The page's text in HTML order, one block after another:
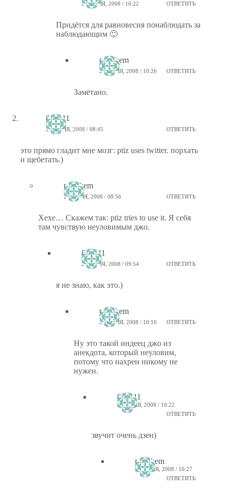
23 ИЮЛЯ, 2008 / 10:22 ОТВЕТИТЬ
Придётся для равновесия понаблюдать за
наблюдающим 🙂
ptiz_kem
23 ИЮЛЯ, 2008 / 10:26 ОТВЕТИТЬ
Замётано.
802_11
23 ИЮЛЯ, 2008 / 08:45 ОТВЕТИТЬ
это прямо гладит мне мозг: ptiz uses twitter. порхать
и щебетать.)
ptiz_kem
23 ИЮЛЯ, 2008 / 08:56 ОТВЕТИТЬ
Хехе… Скажем так: ptiz tries to use it. Я себя
там чувствую неуловимым джо.
802_11
23 ИЮЛЯ, 2008 / 09:54 ОТВЕТИТЬ
я не знаю, как это.)
ptiz_kem
23 ИЮЛЯ, 2008 / 10:10 ОТВЕТИТЬ
Ну это такой индеец джо из
анекдота, который неуловим,
потому что нахрен никому не
нужен.
802_11
23 ИЮЛЯ, 2008 / 10:22
ОТВЕТИТЬ
звучит очень дзен)
ptiz_kem
23 ИЮЛЯ, 2008 / 10:27
ОТВЕТИТЬ